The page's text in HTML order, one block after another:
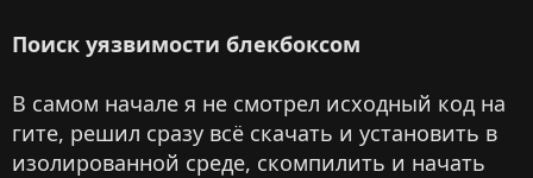
Поиск уязвимости блекбоксом
В самом начале я не смотрел исходный код на
гите, решил сразу всё скачать и установить в
изолированной среде, скомпилить и начать